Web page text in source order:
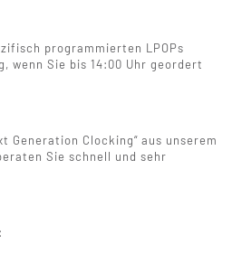
programmierten LPOPs
wenn Sie bis 14:00 Uhr geordert
Generation Clocking“ aus unserem
Sie schnell und sehr